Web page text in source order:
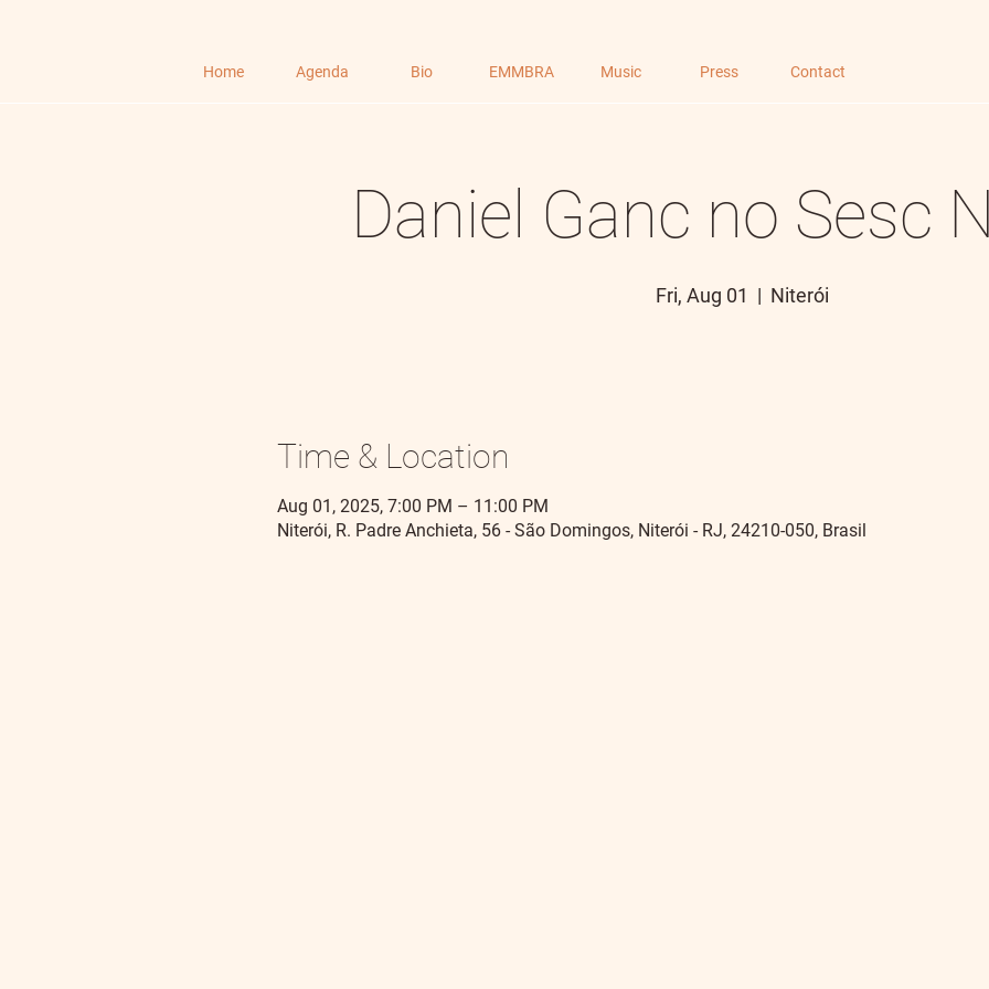
Home Agenda Bio EMMBRA Music Press Contact
Daniel Ganc no Sesc
Fri, Aug 01
  |
Niterói
Time & Location
Aug 01, 2025, 7:00 PM – 11:00 PM
Niterói, R. Padre Anchieta, 56 - São Domingos, Niterói - RJ, 24210-050, Brasil